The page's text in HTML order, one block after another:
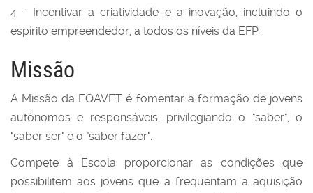
4 - Incentivar a criatividade e a inovação, incluindo o
espírito empreendedor, a todos os níveis da EFP.
Missão
A Missão da EQAVET é fomentar a formação de jovens
autónomos e responsáveis, privilegiando o "saber", o
"saber ser" e o "saber fazer".
Compete à Escola proporcionar as condições que
possibilitem aos jovens que a frequentam a aquisição